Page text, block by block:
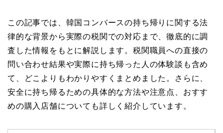
この記事では、韓国コンバースの持ち帰りに関する法
律的な背景から実際の税関での対応まで、徹底的に調
査した情報をもとに解説します。税関職員への直接の
問い合わせ結果や実際に持ち帰った人の体験談も含め
て、どこよりもわかりやすくまとめました。さらに、
安全に持ち帰るための具体的な方法や注意点、おすす
めの購入店舗についても詳しく紹介しています。